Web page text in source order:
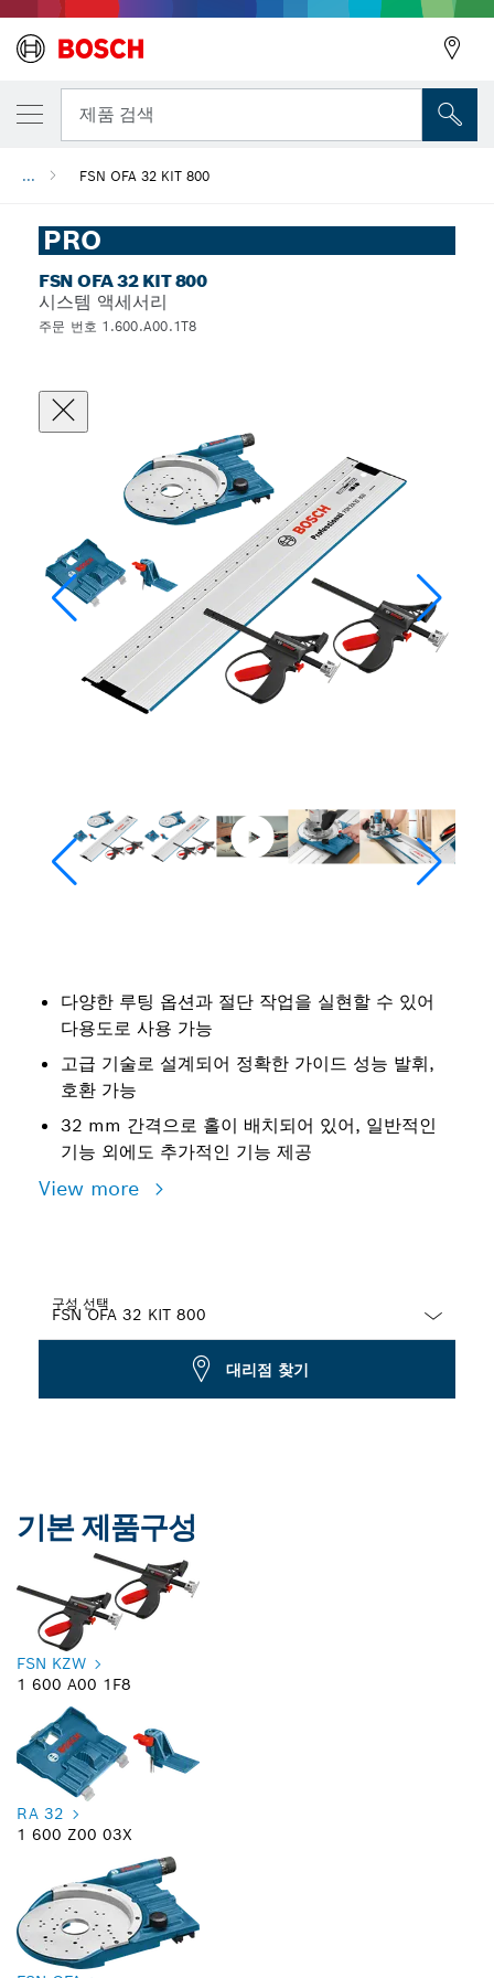
제품 검색
... FSN OFA 32 KIT 800
PRO
FSN OFA 32 KIT 800
시스템 액세서리
주문 번호 1.600.A00.1T8
다양한 루팅 옵션과 절단 작업을 실현할 수 있어
다용도로 사용 가능
고급 기술로 설계되어 정확한 가이드 성능 발휘,
호환 가능
32 mm 간격으로 홀이 배치되어 있어, 일반적인
기능 외에도 추가적인 기능 제공
View more
구성 선택
대리점 찾기
기본 제품구성
FSN KZW
1 600 A00 1F8
RA 32
1 600 Z00 03X